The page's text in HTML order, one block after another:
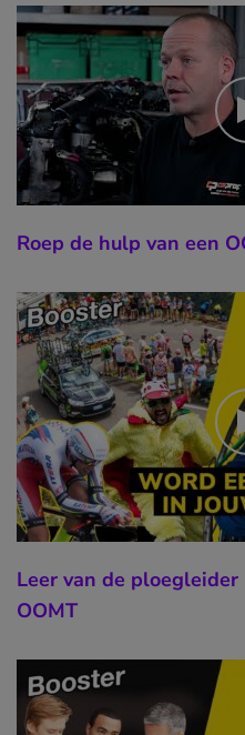
Roep de hulp van een
Leer van de ploegleider
OOMT